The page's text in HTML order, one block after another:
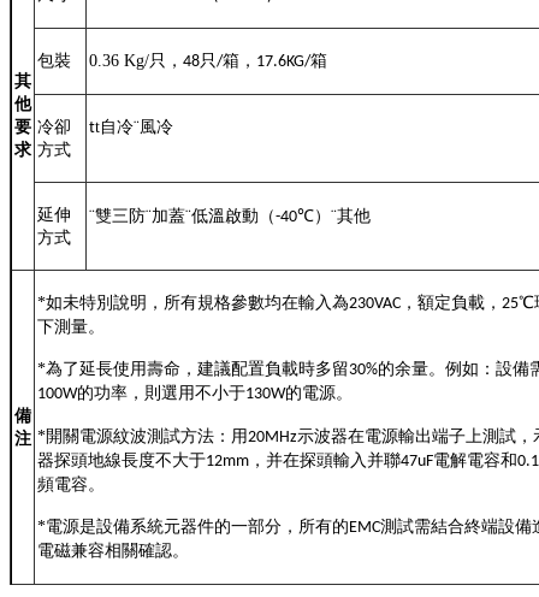
其
他
要
求
包裝 0.36 Kg/只， 48只 /箱， 17.6KG/箱
冷卻
方式
tt自冷¨風冷
延伸
方式
¨雙三防¨加蓋¨低溫啟動（-40℃） ¨其他
備
注
*如未特別說明，所有規格參數均在輸入為230VAC ，額定負載， 25℃
下測量。
*為了延長使用壽命，建議配置負載時多留30%的余量。例如：設備
100W的功率，則選用不小于130W的電源。
*開關電源紋波測試方法：用20MHz示波器在電源輸出端子上測試，
器探頭地線長度不大于12mm ，并在探頭輸入并聯47uF電解電容和
頻電容。
*電源是設備系統元器件的一部分，所有的EMC測試需結合終端設備
電磁兼容相關確認。